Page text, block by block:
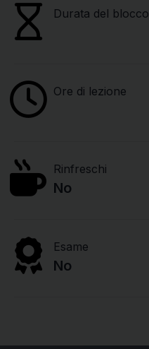
Durata del blocco
Ore di lezione
Rinfreschi
No
Esame
No